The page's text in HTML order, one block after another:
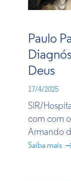
Paulo
Deus
17/4/2025
SIR/
com com
Armando
Saiba mais